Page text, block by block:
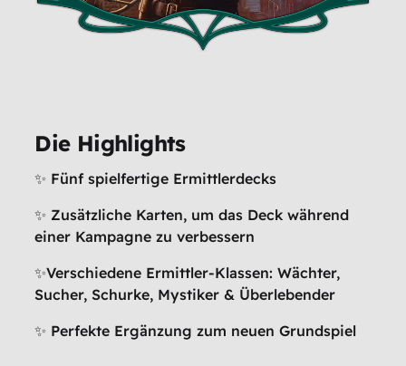
Die Highlights
✨ Fünf spielfertige Ermittlerdecks
✨ Zusätzliche Karten, um das Deck während
einer Kampagne zu verbessern
✨Verschiedene Ermittler-Klassen: Wächter,
Sucher, Schurke, Mystiker & Überlebender
✨ Perfekte Ergänzung zum neuen Grundspiel